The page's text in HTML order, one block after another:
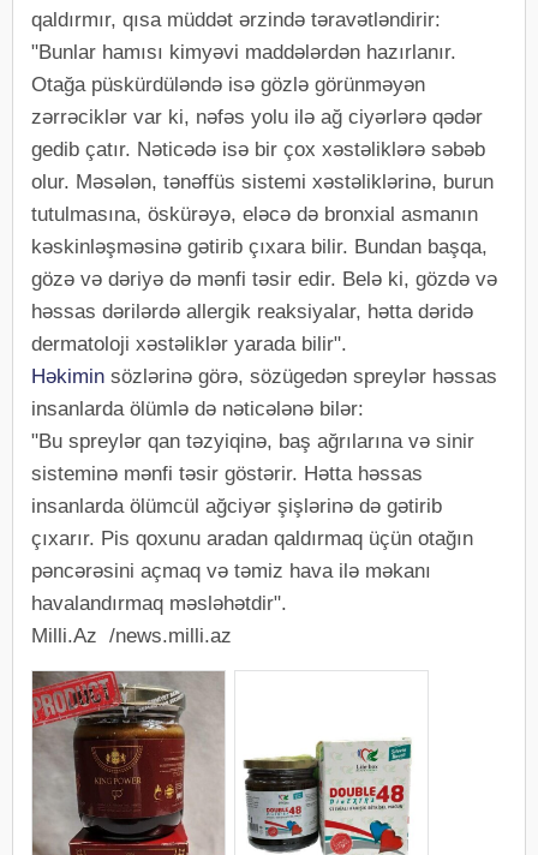
qaldırmır, qısa müddət ərzində təravətləndirir:
"Bunlar hamısı kimyəvi maddələrdən hazırlanır.
Otağa püskürdüləndə isə gözlə görünməyən
zərrəciklər var ki, nəfəs yolu ilə ağ ciyərlərə qədər
gedib çatır. Nəticədə isə bir çox xəstəliklərə səbəb
olur. Məsələn, tənəffüs sistemi xəstəliklərinə, burun
tutulmasına, öskürəyə, eləcə də bronxial asmanın
kəskinləşməsinə gətirib çıxara bilir. Bundan başqa,
gözə və dəriyə də mənfi təsir edir. Belə ki, gözdə və
həssas dərilərdə allergik reaksiyalar, hətta dəridə
dermatoloji xəstəliklər yarada bilir".
Həkimin sözlərinə görə, sözügedən spreylər həssas
insanlarda ölümlə də nəticələnə bilər:
"Bu spreylər qan təzyiqinə, baş ağrılarına və sinir
sisteminə mənfi təsir göstərir. Hətta həssas
insanlarda ölümcül ağciyər şişlərinə də gətirib
çıxarır. Pis qoxunu aradan qaldırmaq üçün otağın
pəncərəsini açmaq və təmiz hava ilə məkanı
havalandırmaq məsləhətdir".
Milli.Az /news.milli.az